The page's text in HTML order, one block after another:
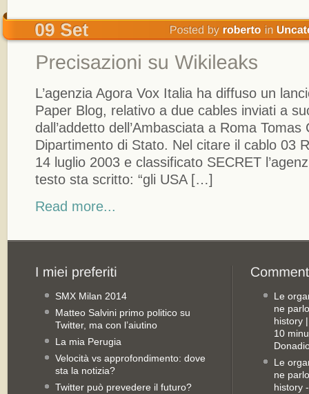
L’agenzia Agora Vox Italia ha diffuso un
Paper Blog, relativo a due cables inviati a
dall’addetto dell’Ambasciata a Roma
Dipartimento di Stato. Nel citare il cablo 03
14 luglio 2003 e classificato SECRET
testo sta scritto: “gli USA […]
Read more...
SMX Milan 2014
Matteo Salvini primo politico su
Twitter, ma con l’aiutino
La mia Perugia
Velocità vs approfondimento: dove
sta la notizia?
Twitter può prevedere il futuro?
Le
ne
history
10
Le
ne
history